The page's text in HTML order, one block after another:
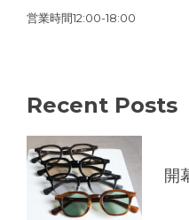
営業時間12:00-18:00
Recent Posts
開